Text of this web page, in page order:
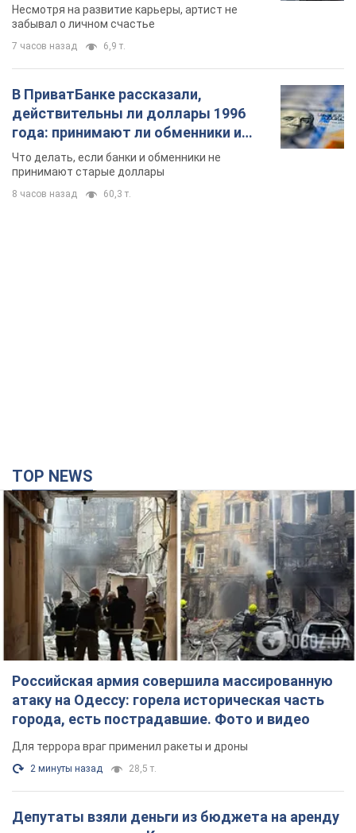
Несмотря на развитие карьеры, артист не
забывал о личном счастье
7 часов назад 6,9 т.
В ПриватБанке рассказали,
действительны ли доллары 1996
года: принимают ли обменники и
банки такие купюры
Что делать, если банки и обменники не
принимают старые доллары
8 часов назад 60,3 т.
TOP NEWS
Российская армия совершила массированную
атаку на Одессу: горела историческая часть
города, есть пострадавшие. Фото и видео
Для террора враг применил ракеты и дроны
2 минуты назад 28,5 т.
Депутаты взяли деньги из бюджета на аренду